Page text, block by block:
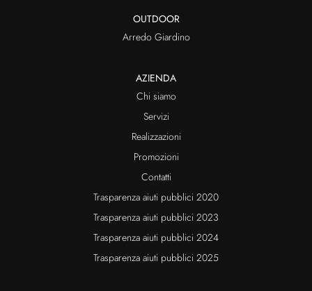
OUTDOOR
Arredo Giardino
AZIENDA
Chi siamo
Servizi
Realizzazioni
Promozioni
Contatti
Trasparenza aiuti pubblici 2020
Trasparenza aiuti pubblici 2023
Trasparenza aiuti pubblici 2024
Trasparenza aiuti pubblici 2025